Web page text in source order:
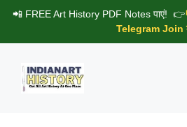
Skip
content
📲 FREE Art History PDF Notes पाएं! 👉
Telegram Join